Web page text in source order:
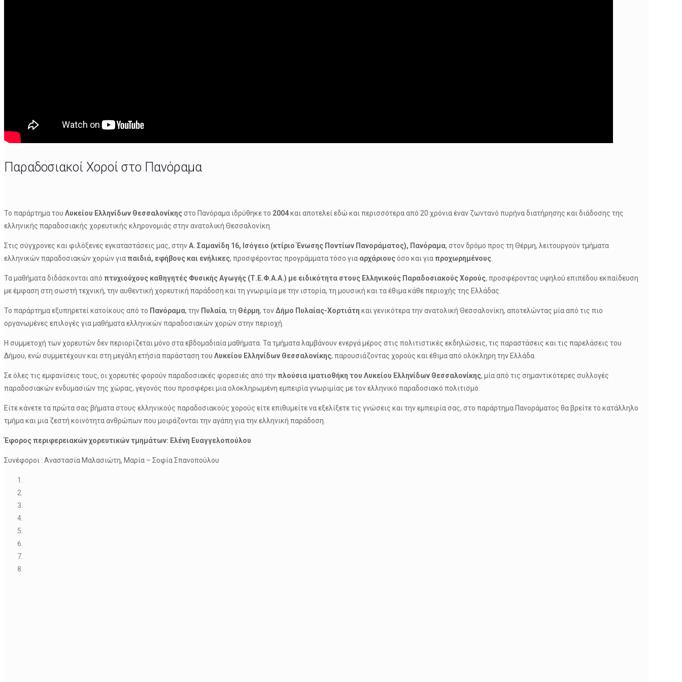
Παραδοσιακοί Χοροί στο Πανόραμα
Το παράρτημα του Λυκείου Ελληνίδων Θεσσαλονίκηςστο Πανόραμα ιδρύθηκε το 2004και αποτελεί εδώ και περισσότερα από 20 χρόνια έναν ζωντανό πυρήνα διατήρησης και διάδοσης της
ελληνικής παραδοσιακής χορευτικής κληρονομιάς στην ανατολική Θεσσαλονίκη.
Στις σύγχρονες και φιλόξενες εγκαταστάσεις μας, στηνΑ. Σαμανίδη 16, Ισόγειο (κτίριο Ένωσης Ποντίων Πανοράματος), Πανόραμα, στον δρόμο προς τη Θέρμη, λειτουργούν τμήματα
ελληνικών παραδοσιακών χορών γιαπαιδιά, εφήβους και ενήλικες, προσφέροντας προγράμματα τόσο για αρχάριουςόσο και γιαπροχωρημένους
Τα μαθήματα διδάσκονται από πτυχιούχους καθηγητές Φυσικής Αγωγής (Τ.Ε.Φ.Α.Α.) με ειδικότητα στους Ελληνικούς Παραδοσιακούς Χορούς, προσφέροντας υψηλού επιπέδου εκπαίδευση
με έμφαση στη σωστή τεχνική, την αυθεντική χορευτική παράδοση και τη γνωριμία με την ιστορία, τη μουσική και τα έθιμα κάθε περιοχής της Ελλάδας.
Το παράρτημα εξυπηρετεί κατοίκους από το Πανόραμα, την Πυλαία, τη Θέρμη, τον Δήμο Πυλαίας-Χορτιάτη και γενικότερα την ανατολική Θεσσαλονίκη, αποτελώντας μία από τις πιο
οργανωμένες επιλογές για μαθήματα ελληνικών παραδοσιακών χορών στην περιοχή.
Η συμμετοχή των χορευτών δεν περιορίζεται μόνο στα εβδομαδιαία μαθήματα. Τα τμήματα λαμβάνουν ενεργά μέρος στις πολιτιστικές εκδηλώσεις, τις παραστάσεις και τις παρελάσεις του
Δήμου, ενώ συμμετέχουν και στη μεγάλη ετήσια παράσταση του Λυκείου Ελληνίδων Θεσσαλονίκης, παρουσιάζοντας χορούς και έθιμα από ολόκληρη την Ελλάδα.
Σε όλες τις εμφανίσεις τους, οι χορευτές φορούν παραδοσιακές φορεσιές από τηνπλούσια ιματιοθήκη του Λυκείου Ελληνίδων Θεσσαλονίκης, μία από τις σημαντικότερες συλλογές
παραδοσιακών ενδυμασιών της χώρας, γεγονός που προσφέρει μια ολοκληρωμένη εμπειρία γνωριμίας με τον ελληνικό παραδοσιακό πολιτισμό.
Είτε κάνετε τα πρώτα σας βήματα στους ελληνικούς παραδοσιακούς χορούς είτε επιθυμείτε να εξελίξετε τις γνώσεις και την εμπειρία σας, στο παράρτημα Πανοράματος θα βρείτε το κατάλληλο
τμήμα και μια ζεστή κοινότητα ανθρώπων που μοιράζονται την αγάπη για την ελληνική παράδοση.
Έφορος περιφερειακών χορευτικών τμημάτων: Ελένη Ευαγγελοπούλου
Συνέφοροι : Αναστασία Μαλασιώτη, Μαρία – Σοφία Σπανοπούλου